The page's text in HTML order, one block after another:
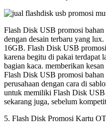
Flash Disk USB promosi
dengan desain terbaru yang
16GB. Flash Disk USB
karena begitu di pakai terdapat
bagian kaca. memberikan
Flash Disk USB promosi
perusahaan dengan cara di
untuk memiliki Flash Disk
sekarang juga, sebelum
5. Flash Disk Promosi Kartu